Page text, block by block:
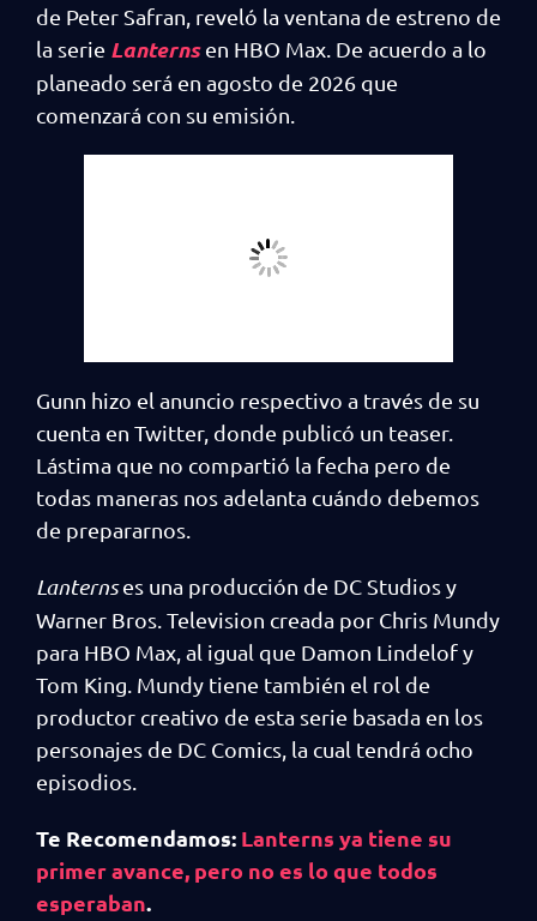
de Peter Safran, reveló la ventana de estreno de
la serie Lanternsen HBO Max. De acuerdo a lo
planeado será en agosto de 2026 que
comenzará con su emisión.
Gunn hizo el anuncio respectivo a través de su
cuenta en Twitter, donde publicó un teaser.
Lástima que no compartió la fecha pero de
todas maneras nos adelanta cuándo debemos
de prepararnos.
Lanternses una producción de DC Studios y
Warner Bros. Television creada por Chris Mundy
para HBO Max, al igual que Damon Lindelof y
Tom King. Mundy tiene también el rol de
productor creativo de esta serie basada en los
personajes de DC Comics, la cual tendrá ocho
episodios.
Te Recomendamos: Lanterns ya tiene su
primer avance, pero no es lo que todos
esperaban.